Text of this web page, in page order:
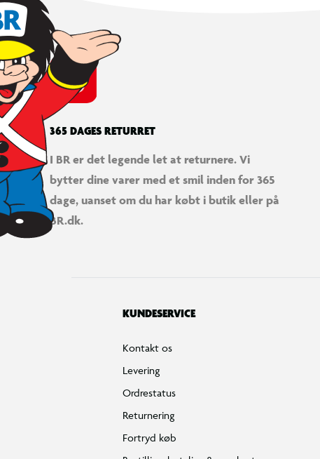
365 DAGES RETURRET
I BR er det legende let at returnere. Vi
bytter dine varer med et smil inden for 365
dage, uanset om du har købt i butik eller på
BR.dk.
KUNDESERVICE
Kontakt os
Levering
Ordrestatus
Returnering
Fortryd køb